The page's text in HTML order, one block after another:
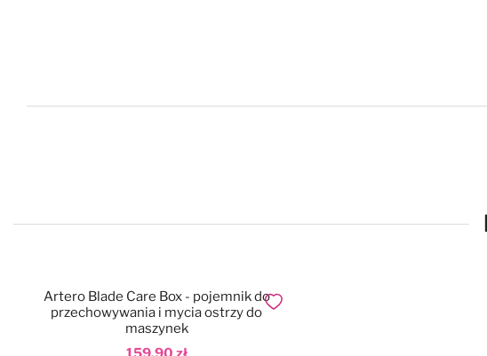
Artero Blade Care Box - pojemnik do
przechowywania i mycia ostrzy do
maszynek
Dodaj do ulubionych